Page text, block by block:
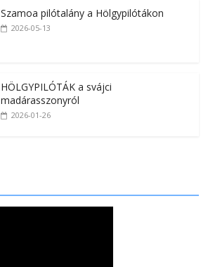
Szamoa pilótalány a Hölgypilótákon
2026-05-13
HÖLGYPILÓTÁK a svájci
madárasszonyról
2026-01-26